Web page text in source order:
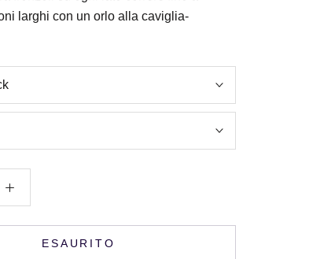
larghi con un orlo alla caviglia-
ESAURITO